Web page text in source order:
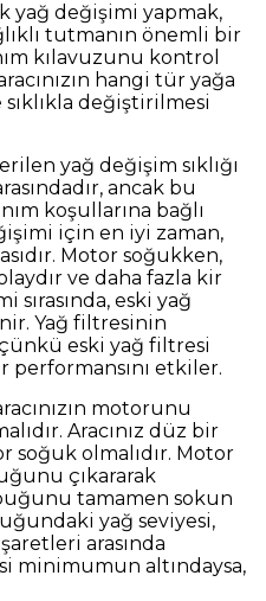
yağ değişimi yapmak,
tutmanın önemli bir
kılavuzunu kontrol
hangi tür yağa
değiştirilmesi
yağ değişim sıklığı
ancak bu
koşullarına bağlı
için en iyi zaman,
Motor soğukken,
ve daha fazla kir
sırasında, eski yağ
Yağ filtresinin
eski yağ filtresi
etkiler.
motorunu
Aracınız düz bir
soğuk olmalıdır. Motor
çıkararak
tamamen sokun
yağ seviyesi,
arasında
minimumun altındaysa,